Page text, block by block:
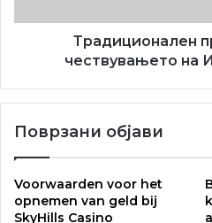
Ниш
Традиционален
чествувањето на
Поврзани објави
Voorwaarden voor het
opnemen van geld bij
SkyHills Casino